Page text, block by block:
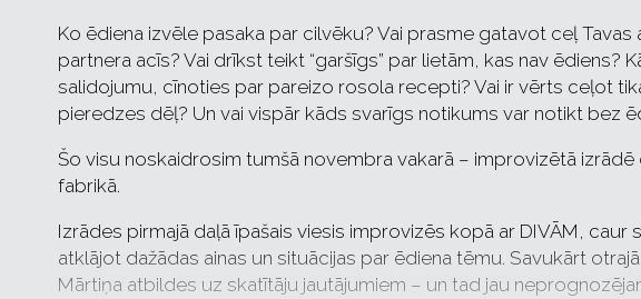
Ko ēdiena izvēle pasaka par cilvēku? Vai prasme gatavot ceļ Tavas
partnera acīs? Vai drīkst teikt “garšīgs” par lietām, kas nav ēdiens?
salidojumu, cīnoties par pareizo rosola recepti? Vai ir vērts ceļot
pieredzes dēļ? Un vai vispār kāds svarīgs notikums var notikt bez
Šo visu noskaidrosim tumšā novembra vakarā – improvizētā izrādē
fabrikā.
Izrādes pirmajā daļā īpašais viesis improvizēs kopā ar DIVĀM, caur
atklājot dažādas ainas un situācijas par ēdiena tēmu. Savukārt
Mārtiņa atbildes uz skatītāju jautājumiem – un tad jau